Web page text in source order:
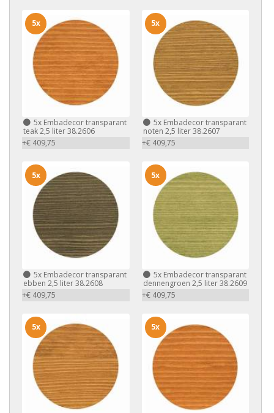
5x Embadecor transparant
teak 2,5 liter 38.2606
+€ 409,75
5x
5xEmbadecor transparant
noten 2,5 liter 38.2607
+€ 409,75
5x
5x Embadecor transparant
ebben 2,5 liter 38.2608
+€ 409,75
5x
5xEmbadecor transparant
dennengroen 2,5 liter 38.2609
+€ 409,75
5x
5x 5x